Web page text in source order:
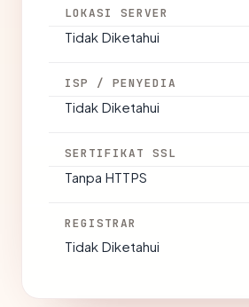
LOKASI SERVER
Tidak Diketahui
ISP / PENYEDIA
Tidak Diketahui
SERTIFIKAT SSL
Tanpa HTTPS
REGISTRAR
Tidak Diketahui